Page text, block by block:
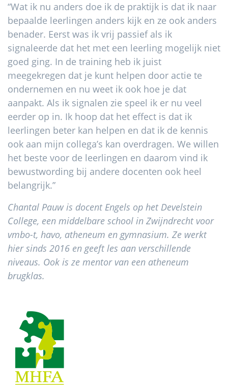
“Wat ik nu anders doe ik de praktijk is dat ik naar
bepaalde leerlingen anders kijk en ze ook anders
benader. Eerst was ik vrij passief als ik
signaleerde dat het met een leerling mogelijk niet
goed ging. In de training heb ik juist
meegekregen dat je kunt helpen door actie te
ondernemen en nu weet ik ook hoe je dat
aanpakt. Als ik signalen zie speel ik er nu veel
eerder op in. Ik hoop dat het effect is dat ik
leerlingen beter kan helpen en dat ik de kennis
ook aan mijn collega’s kan overdragen. We willen
het beste voor de leerlingen en daarom vind ik
bewustwording bij andere docenten ook heel
belangrijk.”
Chantal Pauw is docent Engels op het Develstein
College, een middelbare school in Zwijndrecht voor
vmbo-t, havo, atheneum en gymnasium. Ze werkt
hier sinds 2016 en geeft les aan verschillende
niveaus. Ook is ze mentor van een atheneum
brugklas.
Footer